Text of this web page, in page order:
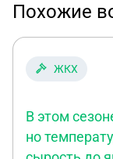
Похожие
ЖКХ
В этом
но